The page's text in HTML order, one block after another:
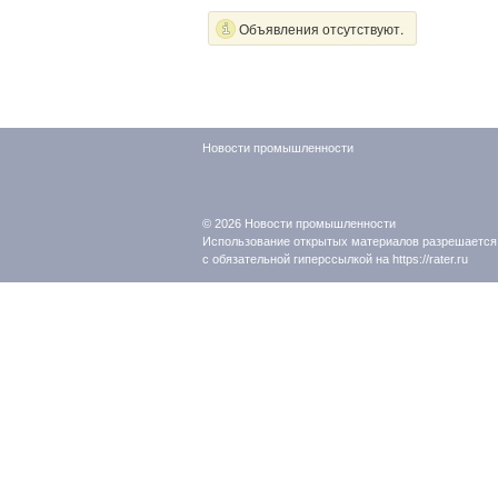
Объявления отсутствуют.
Новости промышленности
© 2026 Новости промышленности
Использование открытых материалов разрешается
с обязательной гиперссылкой на https://rater.ru